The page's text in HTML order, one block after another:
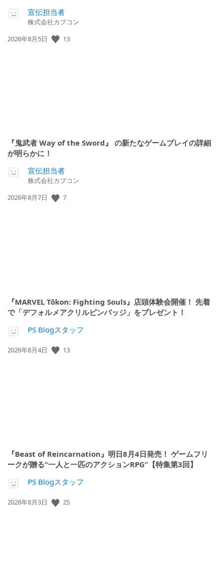
宣伝担当者
株式会社カプコン
公
2026年8月5日 13
『鬼武者 Way of the Sword』 の新たなゲームプレイの詳細
が明らかに！
宣伝担当者
株式会社カプコン
公
2026年8月7日 7
『MARVEL Tōkon: Fighting Souls』店頭体験会開催！ 先着
で「デフォルメアクリルピンバッジ」をプレゼント！
PS Blogスタッフ
公
2026年8月4日 13
『Beast of Reincarnation』明日8月4日発売！ ゲームフリ
ークが贈る“一人と一匹のアクションRPG”【特集第3回】
PS Blogスタッフ
公
2026年8月3日 25